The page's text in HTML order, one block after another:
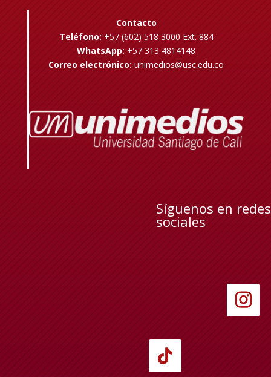
Contacto
Teléfono: +57 (602) 518 3000 Ext. 884
WhatsApp: +57 313 4814148
Correo electrónico: unimedios@usc.edu.co
Síguenos en redes
sociales